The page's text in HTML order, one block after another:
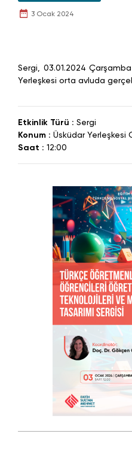
3 Ocak 2024
Sergi, 03.01.2024
Yerleşkesi orta avluda
Etkinlik Türü : Sergi
Konum : Üsküdar Yerleşkesi
Saat : 12:00